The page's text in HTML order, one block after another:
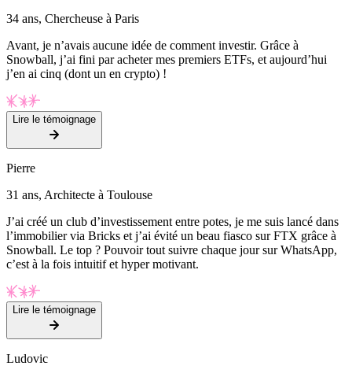
34 ans, Chercheuse à Paris
Avant, je n’avais aucune idée de comment investir. Grâce à
Snowball, j’ai fini par acheter mes premiers ETFs, et aujourd’hui
j’en ai cinq (dont un en crypto) !
Lire le témoignage
Pierre
31 ans, Architecte à Toulouse
J’ai créé un club d’investissement entre potes, je me suis lancé dans
l’immobilier via Bricks et j’ai évité un beau fiasco sur FTX grâce à
Snowball. Le top ? Pouvoir tout suivre chaque jour sur WhatsApp,
c’est à la fois intuitif et hyper motivant.
Lire le témoignage
Ludovic